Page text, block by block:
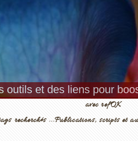
outils et des liens pour
avec refOK
recherchés ...Publications, scripts et